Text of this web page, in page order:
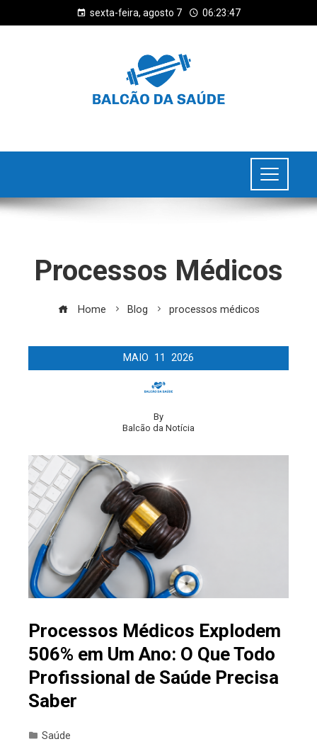
sexta-feira, agosto 7 06:23:47
Processos Médicos
Home Blog processos médicos
MAIO 11 2026
By
Balcão da Notícia
Processos Médicos Explodem
506% em Um Ano: O Que Todo
Profissional de Saúde Precisa
Saber
Saúde